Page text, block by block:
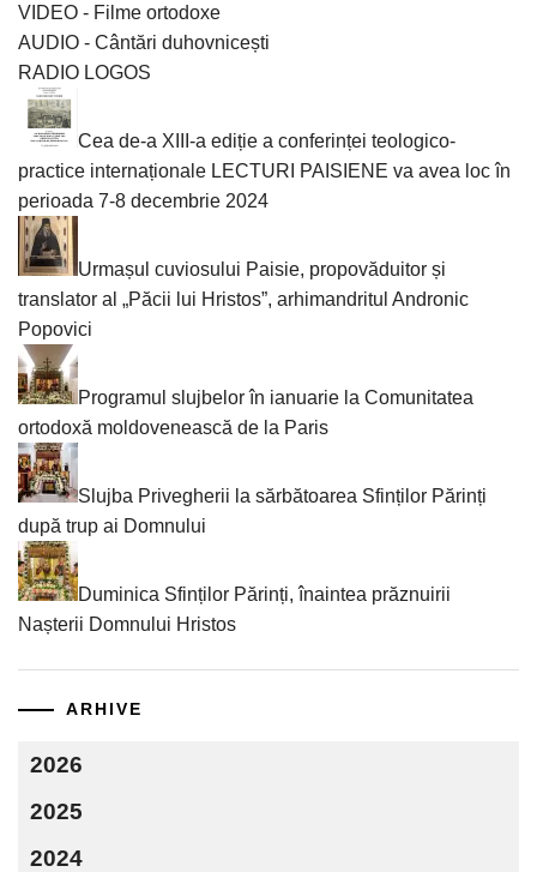
VIDEO - Filme ortodoxe
AUDIO - Cântări duhovnicești
RADIO LOGOS
Cea de-a XIII-a ediție a conferinței teologico-
practice internaționale LECTURI PAISIENE va avea loc în
perioada 7-8 decembrie 2024
Urmașul cuviosului Paisie, propovăduitor și
translator al „Păcii lui Hristos”, arhimandritul Andronic
Popovici
Programul slujbelor în ianuarie la Comunitatea
ortodoxă moldovenească de la Paris
Slujba Privegherii la sărbătoarea Sfinților Părinți
după trup ai Domnului
Duminica Sfinților Părinți, înaintea prăznuirii
Nașterii Domnului Hristos
ARHIVE
2026
2025
2024